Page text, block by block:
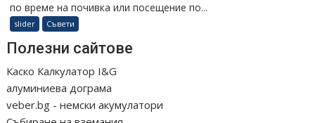
по време на почивка или посещение по...
slider Съвети
Полезни сайтове
Каско Калкулатор I&G
алуминиева дограма
veber.bg - немски акумулатори